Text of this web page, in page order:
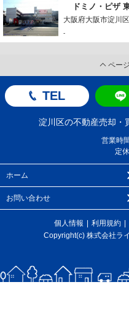
ドミノ・ピザ
大阪府大阪市淀川
-
ペー
TEL
淀川区の不動産売却・
営業時
定
ホーム
お問い合わせ
個人情報 利用規約
Copyright(c) 株式会社ラ